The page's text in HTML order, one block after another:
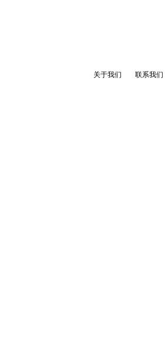
关于我们 联系我们